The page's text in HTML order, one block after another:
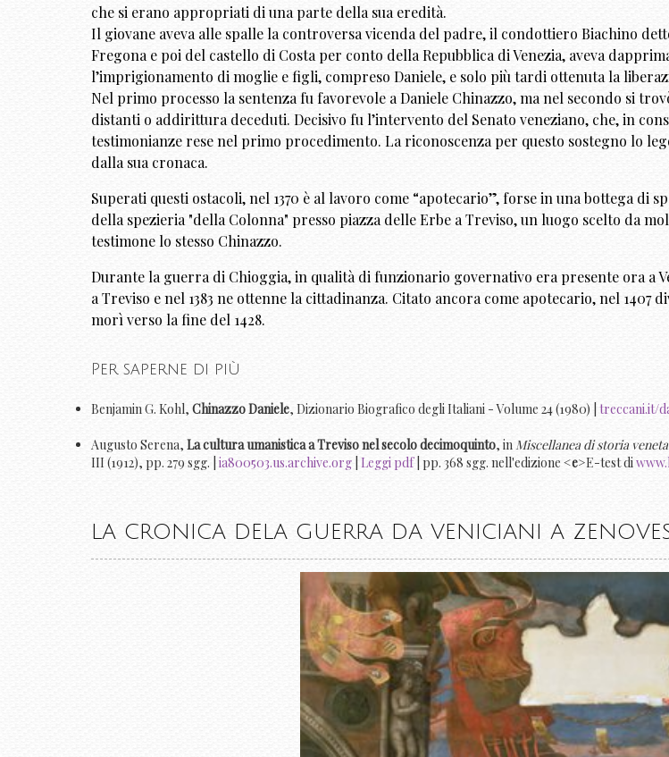
che si erano appropriati di una parte della sua eredità.
Il giovane aveva alle spalle la controversa vicenda del padre, il condottiero Biachino
Fregona e poi del castello di Costa per conto della Repubblica di Venezia, aveva
l’imprigionamento di moglie e figli, compreso Daniele, e solo più tardi ottenuta la
Nel primo processo la sentenza fu favorevole a Daniele Chinazzo, ma nel secondo si
distanti o addirittura deceduti. Decisivo fu l’intervento del Senato veneziano, che, in
testimonianze rese nel primo procedimento. La riconoscenza per questo sostegno lo
dalla sua cronaca.
Superati questi ostacoli, nel 1370 è al lavoro come “apotecario”, forse in una bottega di
della spezieria "della Colonna" presso piazza delle Erbe a Treviso, un luogo scelto da
testimone lo stesso Chinazzo.
Durante la guerra di Chioggia, in qualità di funzionario governativo era presente ora a
a Treviso e nel 1383 ne ottenne la cittadinanza. Citato ancora come apotecario, nel 1407
morì verso la fine del 1428.
Per saperne di più
Benjamin G. Kohl, Chinazzo Daniele, Dizionario Biografico degli Italiani - Volume 24 (1980) | treccani.it/
Augusto Serena, La cultura umanistica a Treviso nel secolo decimoquinto, in Miscellanea di storia veneta
III (1912), pp. 279 sgg. | ia800503.us.archive.org Leggi pdf| pp. 368 sgg. nell'edizione <e>E-test di
LA CRONICA DELA GUERRA DA VENICIANI A